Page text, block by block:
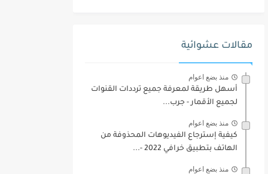
مقالات عشوائية
منذ بضع اعوام
أسهل طريقة لمعرفة جميع ترددات القنوات
لجميع الأقمار - جرب...
منذ بضع اعوام
كيفية إسترجاع الفيديوهات المحذوفة من
الهاتف بتطبيق خرافي 2022 -...
منذ بضع اعوام